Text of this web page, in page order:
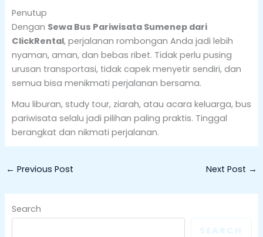
Penutup
Dengan Sewa Bus Pariwisata Sumenep dari
ClickRental, perjalanan rombongan Anda jadi lebih
nyaman, aman, dan bebas ribet. Tidak perlu pusing
urusan transportasi, tidak capek menyetir sendiri, dan
semua bisa menikmati perjalanan bersama.
Mau liburan, study tour, ziarah, atau acara keluarga, bus
pariwisata selalu jadi pilihan paling praktis. Tinggal
berangkat dan nikmati perjalanan.
← Previous Post Next Post →
Search
SEARCH